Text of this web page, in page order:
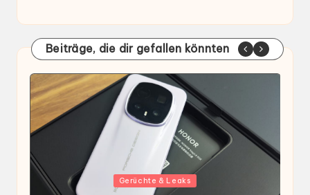
Beiträge, die dir gefallen könnten
Gepostet
Gerüchte & Leaks